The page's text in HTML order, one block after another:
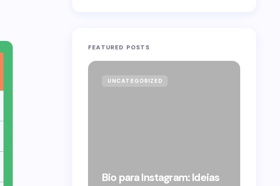
FEATURED POSTS
UNCATEGORIZED
Bio para Instagram: Ideias